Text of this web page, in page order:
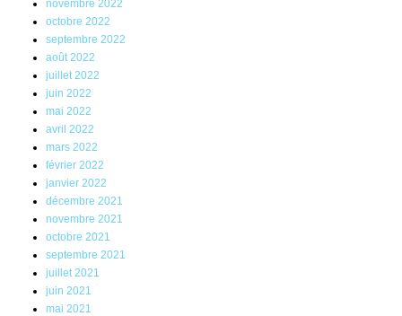
novembre 2022
octobre 2022
septembre 2022
août 2022
juillet 2022
juin 2022
mai 2022
avril 2022
mars 2022
février 2022
janvier 2022
décembre 2021
novembre 2021
octobre 2021
septembre 2021
juillet 2021
juin 2021
mai 2021